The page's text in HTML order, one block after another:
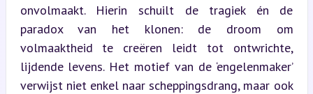
onvolmaakt. Hierin schuilt de tragiek én de
paradox van het klonen: de droom om
volmaaktheid te creëren leidt tot ontwrichte,
lijdende levens. Het motief van de ‘engelenmaker’
verwijst niet enkel naar scheppingsdrang, maar ook